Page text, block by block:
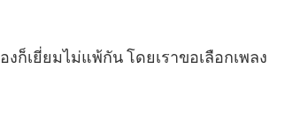
ก็เยี่ยมไม่แพ้กัน โดยเราขอเลือกเพลง